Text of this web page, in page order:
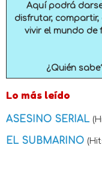
Aquí podrá
disfrutar, compartir,
vivir el mundo
¿Quién
Lo más leído
ASESINO SERIAL
EL SUBMARINO